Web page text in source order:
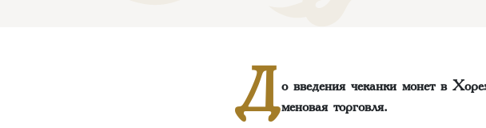
До введения чеканки монет в
меновая торговля.